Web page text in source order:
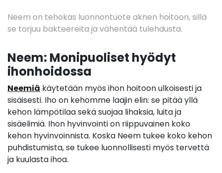
Neem on tehokas luonnontuote aknen hoitoon, sillä
se torjuu bakteereita ja vähentää tulehdusta.
Neem: Monipuoliset hyödyt
ihonhoidossa
Neemiä käytetään myös ihon hoitoon ulkoisesti ja
sisäisesti. Iho on kehomme laajin elin: se pitää yllä
kehon lämpötilaa sekä suojaa lihaksia, luita ja
sisäelimiä. Ihon hyvinvointi on riippuvainen koko
kehon hyvinvoinnista. Koska Neem tukee koko kehon
puhdistumista, se tukee luonnollisesti myös tervettä
ja kuulasta ihoa.